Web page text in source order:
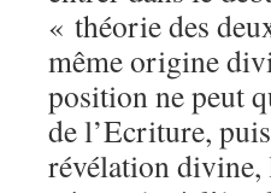
« théorie des
même origine
position ne peut
de l’Ecriture,
révélation divine,